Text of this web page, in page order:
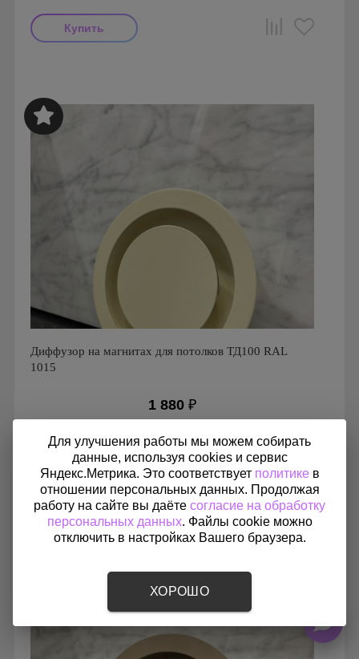
Диффузор на магнитах для потолков ТД100 RAL
1015
1 880 ₽
Производитель: FoZa
Страна производства: Россия
Для улучшения работы мы можем собирать
данные, используя cookies и сервис
Яндекс.Метрика. Это соответствует политикев
отношении персональных данных. Продолжая
работу на сайте вы даёте согласие на обработку
персональных данных. Файлы cookie можно
отключить в настройках Вашего браузера.
ХОРОШО